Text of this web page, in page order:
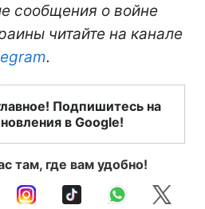
сообщения о войне
читайте на канале
.
Подпишитесь на
в Google!
там, где вам удобно!